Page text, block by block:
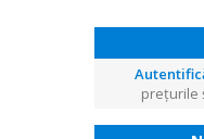
prețurile